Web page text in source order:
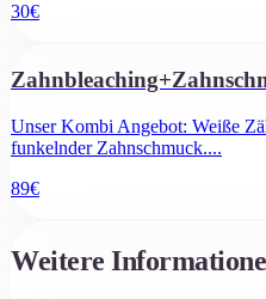
30€
Unser Kombi Angebot: Weiße
funkelnder Zahnschmuck....
89€
Weitere